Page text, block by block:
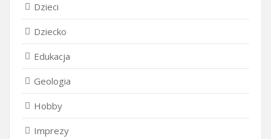
Dzieci
Dziecko
Edukacja
Geologia
Hobby
Imprezy